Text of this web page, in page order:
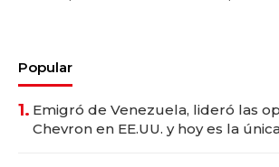
Popular
1. Emigró de Venezuela, lideró las
Chevron en EE.UU. y hoy es la